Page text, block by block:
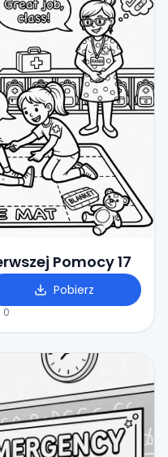
Pomocy 17
Pobierz
0